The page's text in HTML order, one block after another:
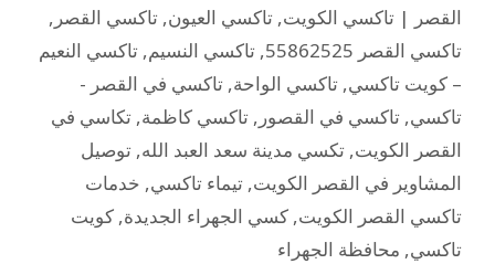
القصر | تاكسي الكويت, تاكسي العيون, تاكسي القصر ,
تاكسي القصر 55862525
, تاكسي النسيم, تاكسي النعيم
– كويت تاكسي, تاكسي الواحة, تاكسي في القصر -
تاكسي, تاكسي في القصور , تاكسي كاظمة, تكاسي في
القصر الكويت, تكسي مدينة سعد العبد الله, توصيل
المشاوير في القصر الكويت, تيماء تاكسي, خدمات
تاكسي القصر الكويت, كسي الجهراء الجديدة, كويت
تاكسي, محافظة الجهراء